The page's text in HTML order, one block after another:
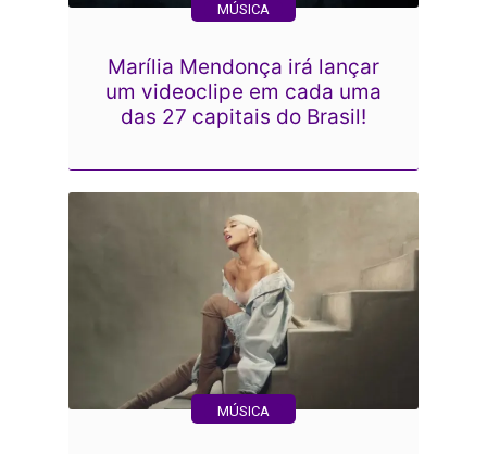
MÚSICA
Marília Mendonça irá lançar
um videoclipe em cada uma
das 27 capitais do Brasil!
MÚSICA